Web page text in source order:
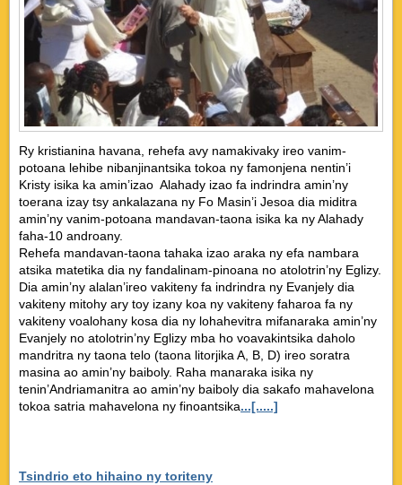
Ry kristianina havana, rehefa avy namakivaky ireo vanim-
potoana lehibe nibanjinantsika tokoa ny famonjena nentin’i
Kristy isika ka amin’izao Alahady izao fa indrindra amin’ny
toerana izay tsy ankalazana ny Fo Masin’i Jesoa dia miditra
amin’ny vanim-potoana mandavan-taona isika ka ny Alahady
faha-10 androany.
Rehefa mandavan-taona tahaka izao araka ny efa nambara
atsika matetika dia ny fandalinam-pinoana no atolotrin’ny Eglizy.
Dia amin’ny alalan’ireo vakiteny fa indrindra ny Evanjely dia
vakiteny mitohy ary toy izany koa ny vakiteny faharoa fa ny
vakiteny voalohany kosa dia ny lohahevitra mifanaraka amin’ny
Evanjely no atolotrin’ny Eglizy mba ho voavakintsika daholo
mandritra ny taona telo (taona litorjika A, B, D) ireo soratra
masina ao amin’ny baiboly. Raha manaraka isika ny
tenin’Andriamanitra ao amin’ny baiboly dia sakafo mahavelona
tokoa satria mahavelona ny finoantsika...[.....]
Tsindrio eto hihaino ny toriteny